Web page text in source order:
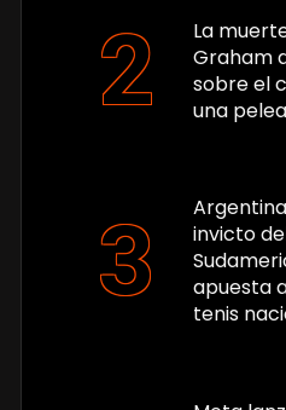
La
Graham
sobre el
una
invicto
apuesta
tenis